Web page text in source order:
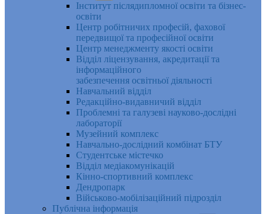
Інститут післядипломної освіти та бізнес-
освіти
Центр робітничих професій, фахової
передвищої та професійної освіти
Центр менеджменту якості освіти
Відділ ліцензування, акредитації та
інформаційного
забезпечення освітньої діяльності
Навчальний відділ
Редакційно-видавничий відділ
Проблемні та галузеві науково-дослідні
лабораторії
Музейний комплекс
Навчально-дослідний комбінат БТУ
Студентське містечко
Відділ медіакомунікацій
Кінно-спортивний комплекс
Дендропарк
Військово-мобілізаційний підрозділ
Публічна інформація